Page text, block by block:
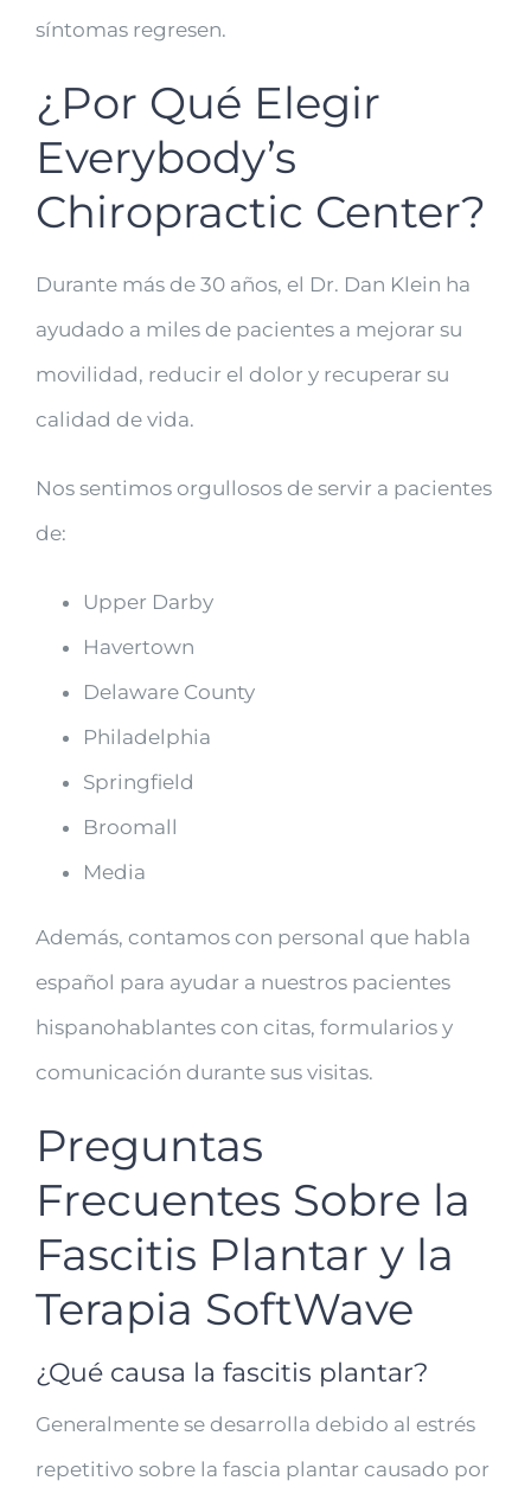
síntomas regresen.
¿Por Qué Elegir
Everybody’s
Chiropractic Center?
Durante más de 30 años, el Dr. Dan Klein ha
ayudado a miles de pacientes a mejorar su
movilidad, reducir el dolor y recuperar su
calidad de vida.
Nos sentimos orgullosos de servir a pacientes
de:
Upper Darby
Havertown
Delaware County
Philadelphia
Springfield
Broomall
Media
Además, contamos con personal que habla
español para ayudar a nuestros pacientes
hispanohablantes con citas, formularios y
comunicación durante sus visitas.
Preguntas
Frecuentes Sobre la
Fascitis Plantar y la
Terapia SoftWave
¿Qué causa la fascitis plantar?
Generalmente se desarrolla debido al estrés
repetitivo sobre la fascia plantar causado por